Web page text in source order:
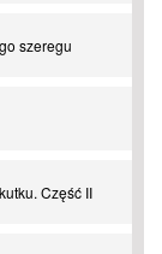
szeregu
Część II